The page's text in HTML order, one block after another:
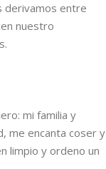
derivamos entre
nuestro
mi familia y
me encanta coser y
limpio y ordeno un